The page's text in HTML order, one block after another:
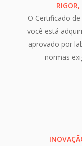
O Certificado
você está
aprovado por
normas